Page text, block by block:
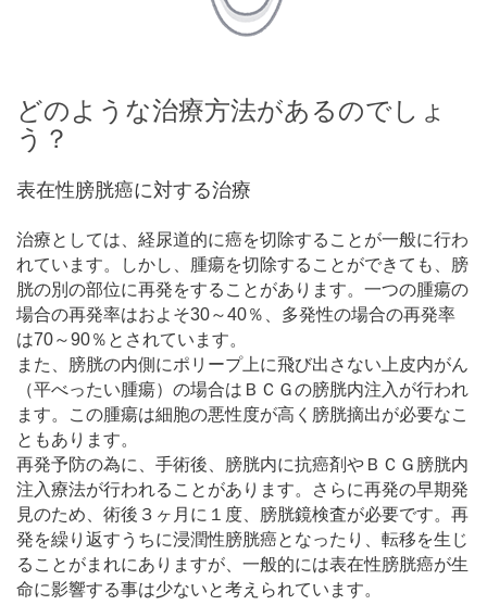
どのような治療方法があるのでしょ
う？
表在性膀胱癌に対する治療
治療としては、経尿道的に癌を切除することが一般に行わ
れています。しかし、腫瘍を切除することができても、膀
胱の別の部位に再発をすることがあります。一つの腫瘍の
場合の再発率はおよそ30～40％、多発性の場合の再発率
は70～90％とされています。
また、膀胱の内側にポリープ上に飛び出さない上皮内がん
（平べったい腫瘍）の場合はＢＣＧの膀胱内注入が行われ
ます。この腫瘍は細胞の悪性度が高く膀胱摘出が必要なこ
ともあります。
再発予防の為に、手術後、膀胱内に抗癌剤やＢＣＧ膀胱内
注入療法が行われることがあります。さらに再発の早期発
見のため、術後３ヶ月に１度、膀胱鏡検査が必要です。再
発を繰り返すうちに浸潤性膀胱癌となったり、転移を生じ
ることがまれにありますが、一般的には表在性膀胱癌が生
命に影響する事は少ないと考えられています。